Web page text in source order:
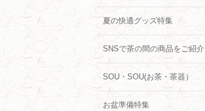
夏の快適グッズ特集
SNSで茶の間の商品をご紹介
SOU・SOU(お茶・茶器）
お盆準備特集